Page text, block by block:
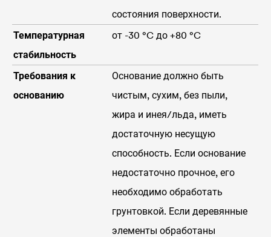
состояния поверхности.
Температурная
стабильность
от -30 °C до +80 °C
Требования к
основанию
Основание должно быть
чистым, сухим, без пыли,
жира и инея/льда, иметь
достаточную несущую
способность. Если основание
недостаточно прочное, его
необходимо обработать
грунтовкой. Если деревянные
элементы обработаны